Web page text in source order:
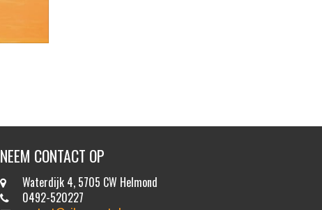
NEEM CONTACT OP
Waterdijk 4, 5705 CW Helmond
0492-520227